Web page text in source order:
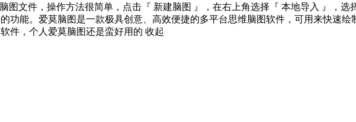
图文件，操作方法很简单，点击『 新建脑图 』，在右上角选择『 本地导入 』，
功能。爱莫脑图是一款极具创意、高效便捷的多平台思维脑图软件，可用来快速
件，个人爱莫脑图还是蛮好用的 收起